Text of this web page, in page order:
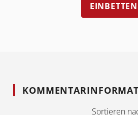
EINBETTEN
Sortieren